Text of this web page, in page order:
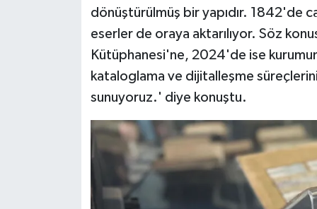
dönüştürülmüş bir yapıdır. 1842'de
eserler de oraya aktarılıyor. Söz
Kütüphanesi'ne, 2024'de ise
kataloglama ve dijitalleşme
sunuyoruz.' diye konuştu.
Gümüşhane Müftülüğü
Hakkari Müftülüğü
Hatay Müftülüğü
Isparta Müftülüğü